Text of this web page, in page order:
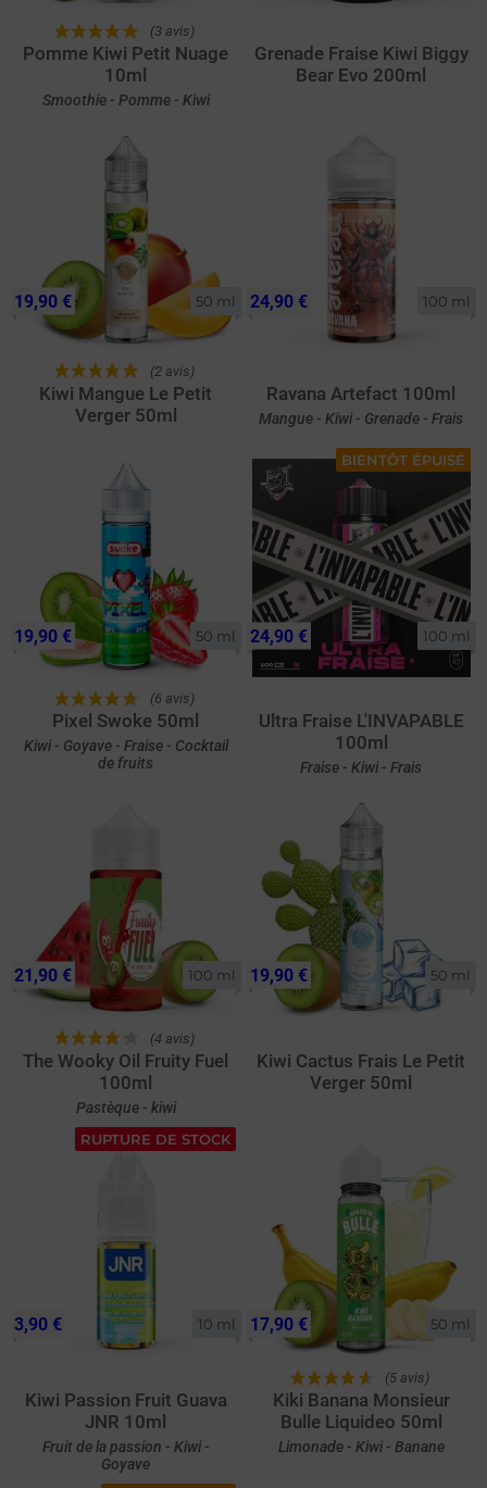
(3 avis)
Pomme Kiwi Petit Nuage
10ml
Smoothie - Pomme - Kiwi
Grenade Fraise Kiwi Biggy
Bear Evo 200ml
50 ml
(2 avis)
Kiwi Mangue Le Petit
Verger 50ml
19,90 € 100 ml
Ravana Artefact 100ml
Mangue - Kiwi - Grenade - Frais
24,90 €
50 ml
(6 avis)
Pixel Swoke 50ml
Kiwi - Goyave - Fraise - Cocktail
de fruits
19,90 €
BIENTÔT ÉPUISÉ
100 ml
Ultra Fraise L'INVAPABLE
100ml
Fraise - Kiwi - Frais
24,90 €
100 ml
(4 avis)
The Wooky Oil Fruity Fuel
100ml
Pastèque - kiwi
21,90 € 50 ml
Kiwi Cactus Frais Le Petit
Verger 50ml
19,90 €
RUPTURE DE STOCK
10 ml
Kiwi Passion Fruit Guava
JNR 10ml
Fruit de la passion - Kiwi -
Goyave
3,90 € 50 ml
(5 avis)
Kiki Banana Monsieur
Bulle Liquideo 50ml
Limonade - Kiwi - Banane
17,90 €